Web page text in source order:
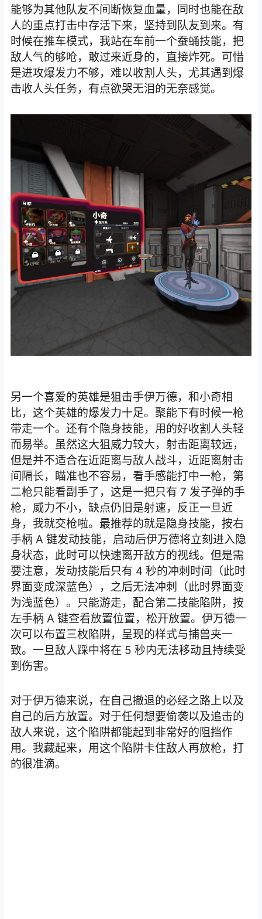
能够为其他队友不间断恢复血量，同时也能在敌
人的重点打击中存活下来，坚持到队友到来。有
时候在推车模式，我站在车前一个蚕蛹技能，把
敌人气的够呛，敢过来近身的，直接炸死。可惜
是进攻爆发力不够，难以收割人头，尤其遇到爆
击收人头任务，有点欲哭无泪的无奈感觉。
另一个喜爱的英雄是狙击手伊万德，和小奇相
比，这个英雄的爆发力十足。聚能下有时候一枪
带走一个。还有个隐身技能，用的好收割人头轻
而易举。虽然这大狙威力较大，射击距离较远，
但是并不适合在近距离与敌人战斗，近距离射击
间隔长，瞄准也不容易，看手感能打中一枪，第
二枪只能看副手了，这是一把只有 7 发子弹的手
枪，威力不小，缺点仍旧是射速，反正一旦近
身，我就交枪啦。最推荐的就是隐身技能，按右
手柄 A 键发动技能，启动后伊万德将立刻进入隐
身状态，此时可以快速离开敌方的视线。但是需
要注意，发动技能后只有 4 秒的冲刺时间（此时
界面变成深蓝色），之后无法冲刺（此时界面变
为浅蓝色）。只能游走，配合第二技能陷阱，按
左手柄 A 键查看放置位置，松开放置。伊万德一
次可以布置三枚陷阱，呈现的样式与捕兽夹一
致。一旦敌人踩中将在 5 秒内无法移动且持续受
到伤害。
对于伊万德来说，在自己撤退的必经之路上以及
自己的后方放置。对于任何想要偷袭以及追击的
敌人来说，这个陷阱都能起到非常好的阻挡作
用。我藏起来，用这个陷阱卡住敌人再放枪，打
的很准滴。